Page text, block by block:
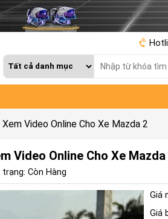
Video Online Cho Xe Mazda 2
Video Online Cho Xe Mazda
trạng: Còn Hàng
Giá
Giá